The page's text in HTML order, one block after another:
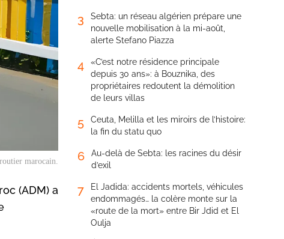
marocain.
(ADM) a
3
Sebta: un réseau algérien prépare une
nouvelle mobilisation à la mi-août,
alerte Stefano Piazza
4
«C’est notre résidence principale
depuis 30 ans»: à Bouznika, des
propriétaires redoutent la démolition
de leurs villas
5
Ceuta, Melilla et les miroirs de l’histoire:
la fin du statu quo
6
Au-delà de Sebta: les racines du désir
d’exil
7
El Jadida: accidents mortels, véhicules
endommagés… la colère monte sur la
«route de la mort» entre Bir Jdid et El
Oulja